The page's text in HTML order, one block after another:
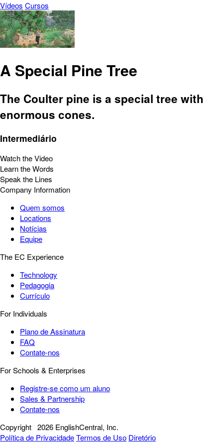
Vídeos Cursos
A Special Pine Tree
The Coulter pine is a special tree with
enormous cones.
Intermediário
Watch the Video
Learn the Words
Speak the Lines
Company Information
Quem somos
Locations
Notícias
Equipe
The EC Experience
Technology
Pedagogia
Currículo
For Individuals
Plano de Assinatura
FAQ
Contate-nos
For Schools & Enterprises
Registre-se como um aluno
Sales & Partnership
Contate-nos
Copyright 2026 EnglishCentral, Inc.
Política de PrivacidadeTermos de Uso Diretório